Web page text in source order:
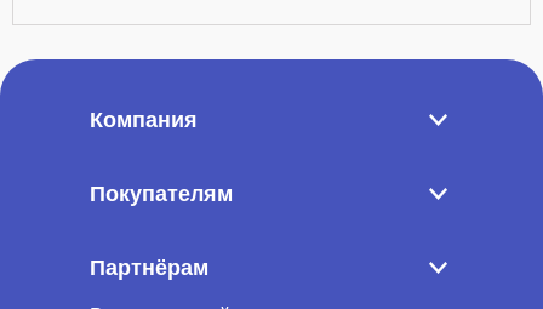
Компания
Покупателям
Партнёрам